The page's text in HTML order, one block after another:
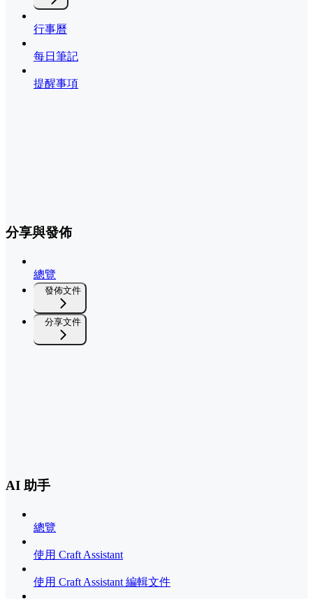
行事曆
每日筆記
提醒事項
分享與發佈
總覽
發佈文件
分享文件
AI 助手
總覽
使用 Craft Assistant
使用 Craft Assistant 編輯文件